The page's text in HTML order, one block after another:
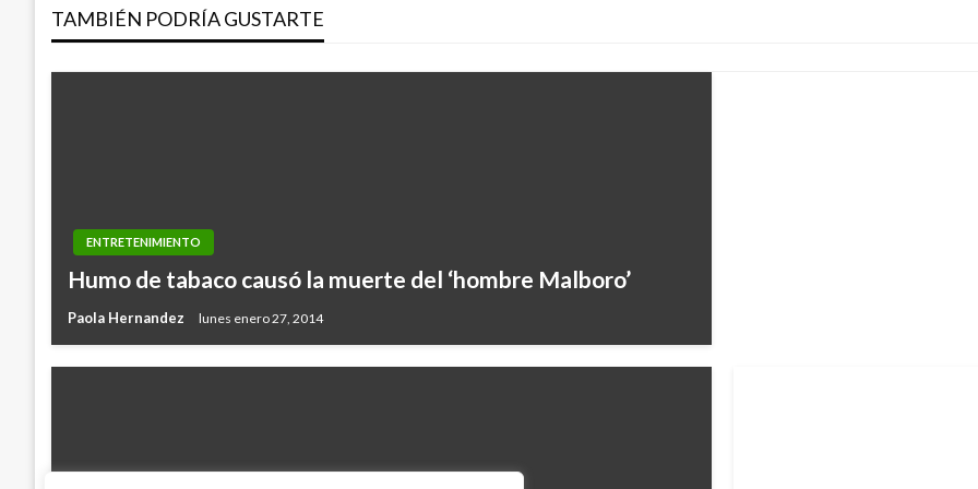
entradas
TAMBIÉN PODRÍA GUSTARTE
ENTRETENIMIENTO
Humo de tabaco causó la muerte del ‘hombre Malboro’
Paola Hernandez lunes enero 27, 2014